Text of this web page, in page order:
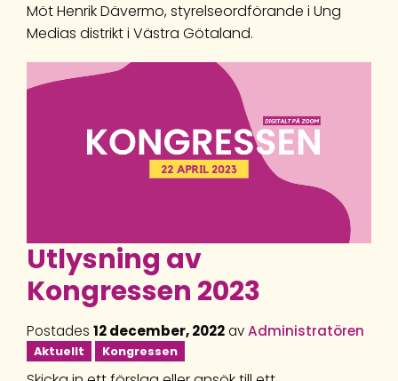
Möt Henrik Dävermo, styrelseordförande i Ung
Medias distrikt i Västra Götaland.
Utlysning av
Kongressen 2023
Postades 12 december, 2022avAdministratören
Aktuellt Kongressen